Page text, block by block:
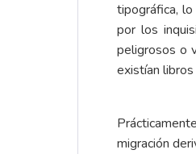
tipográfica,
por los
peligrosos o
existían
migración